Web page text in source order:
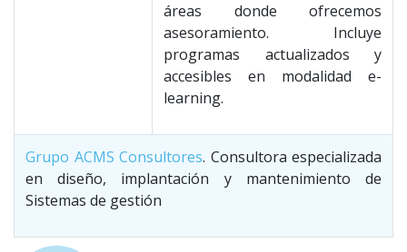
áreas donde ofrecemos
asesoramiento. Incluye
programas actualizados y
accesibles en modalidad e-
learning.
Grupo ACMS Consultores. Consultora especializada
en diseño, implantación y mantenimiento de
Sistemas de gestión